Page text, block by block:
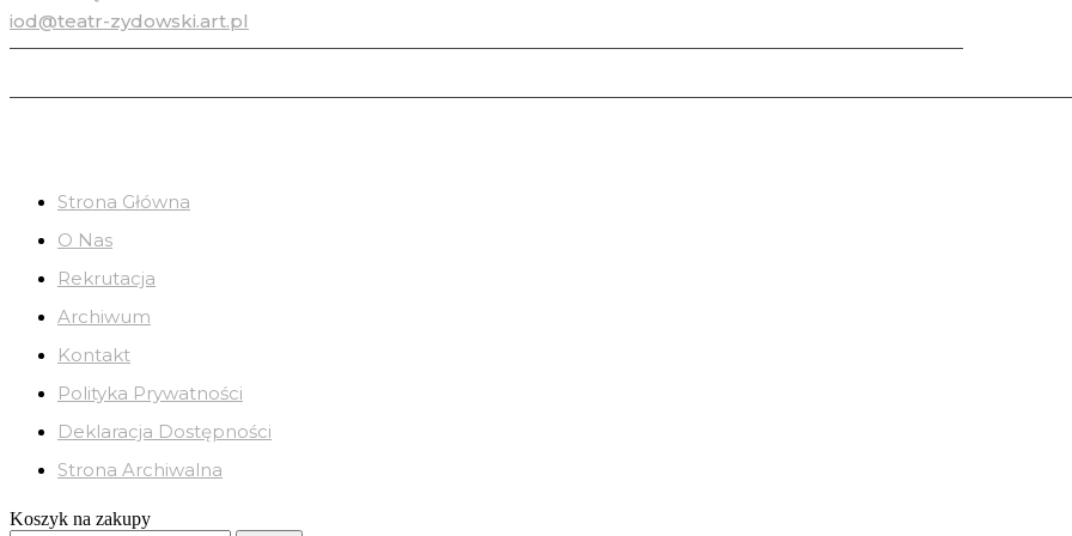
iod@teatr-zydowski.art.pl
Strona Główna
O Nas
Rekrutacja
Archiwum
Kontakt
Polityka Prywatności
Deklaracja Dostępności
Strona Archiwalna
Koszyk na zakupy